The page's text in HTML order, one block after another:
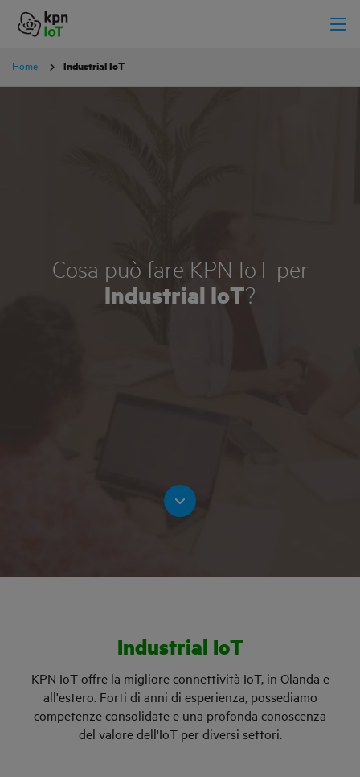
Home Industrial IoT
Cosa può fare KPN IoT per
Industrial IoT?
Industrial IoT
KPN IoT offre la migliore connettività IoT, in Olanda e
all'estero. Forti di anni di esperienza, possediamo
competenze consolidate e una profonda conoscenza
del valore dell'IoT per diversi settori.